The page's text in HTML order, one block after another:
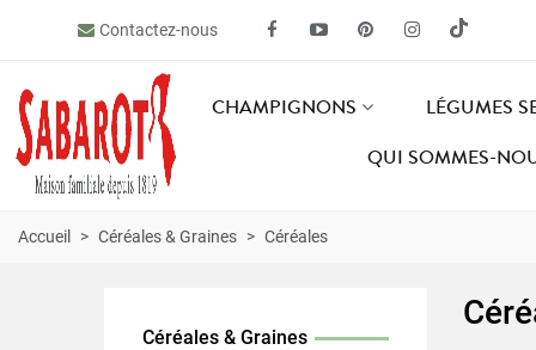
Contactez-nous
CHAMPIGNONS
LÉGUMES
QUI SOMMES-
Accueil > Céréales & Graines > Céréales
Céréales & Graines